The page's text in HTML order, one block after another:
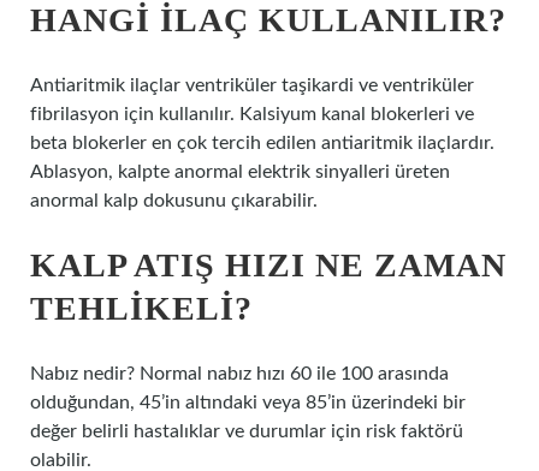
HANGI ILAÇ KULLANILIR?
Antiaritmik ilaçlar ventriküler taşikardi ve ventriküler
fibrilasyon için kullanılır. Kalsiyum kanal blokerleri ve
beta blokerler en çok tercih edilen antiaritmik ilaçlardır.
Ablasyon, kalpte anormal elektrik sinyalleri üreten
anormal kalp dokusunu çıkarabilir.
KALP ATIŞ HIZI NE ZAMAN
TEHLIKELI?
Nabız nedir? Normal nabız hızı 60 ile 100 arasında
olduğundan, 45’in altındaki veya 85’in üzerindeki bir
değer belirli hastalıklar ve durumlar için risk faktörü
olabilir.